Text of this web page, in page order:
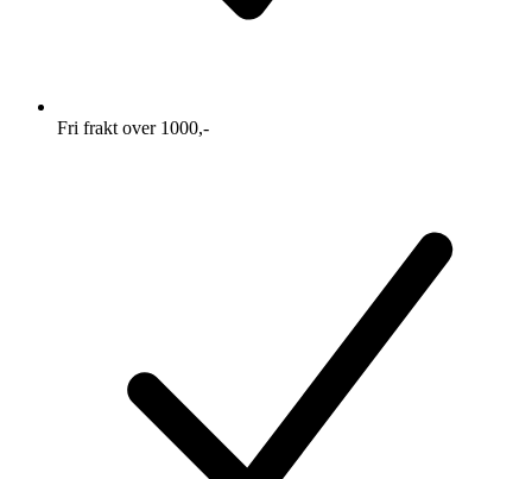
Fri frakt over 1000,-